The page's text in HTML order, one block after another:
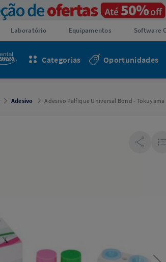
Laboratório Equipamentos Software
Oportunidades
Categorias
Adesivo Adesivo Palfique Universal Bond - Tokuyama